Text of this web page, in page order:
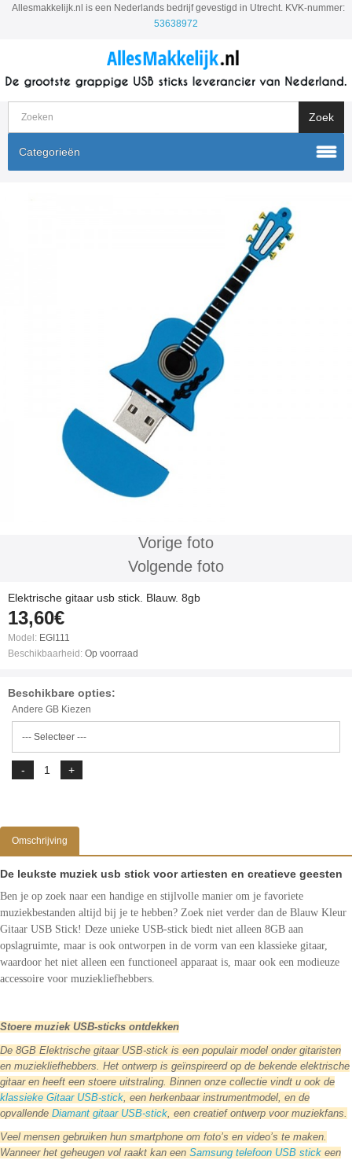
Allesmakkelijk.nl is een Nederlands bedrijf gevestigd in Utrecht. KVK-nummer:
53638972
Categorieën
Vorige foto
Volgende foto
Elektrische gitaar usb stick. Blauw. 8gb
13,60€
Model: EGI111
Beschikbaarheid: Op voorraad
Beschikbare opties:
Andere GB Kiezen
Omschrijving
De leukste muziek usb stick voor artiesten en creatieve geesten
Ben je op zoek naar een handige en stijlvolle manier om je favoriete
muziekbestanden altijd bij je te hebben? Zoek niet verder dan de Blauw Kleur
Gitaar USB Stick! Deze unieke USB-stick biedt niet alleen 8GB aan
opslagruimte, maar is ook ontworpen in de vorm van een klassieke gitaar,
waardoor het niet alleen een functioneel apparaat is, maar ook een modieuze
accessoire voor muziekliefhebbers.
Stoere muziek USB-sticks ontdekken
De 8GB Elektrische gitaar USB-stick is een populair model onder gitaristen
en muziekliefhebbers. Het ontwerp is geïnspireerd op de bekende elektrische
gitaar en heeft een stoere uitstraling. Binnen onze collectie vindt u ook de
klassieke Gitaar USB-stick, een herkenbaar instrumentmodel, en de
opvallende Diamant gitaar USB-stick, een creatief ontwerp voor muziekfans.
Veel mensen gebruiken hun smartphone om foto’s en video’s te maken.
Wanneer het geheugen vol raakt kan een Samsung telefoon USB stick een